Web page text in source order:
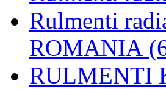
Rulmenti
ROMANIA
RULMENTI